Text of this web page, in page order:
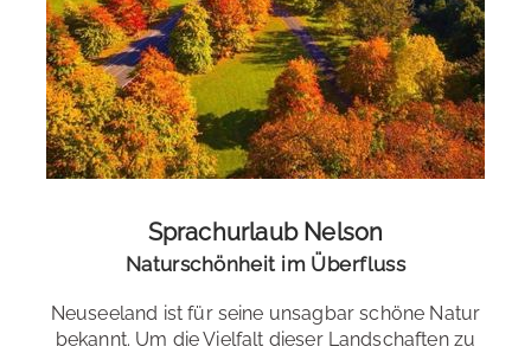
Sprachurlaub Nelson
Naturschönheit im Überfluss
Neuseeland ist für seine unsagbar schöne Natur
bekannt. Um die Vielfalt dieser Landschaften zu